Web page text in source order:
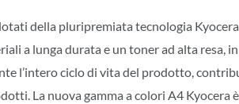
della pluripremiata tecnologia
a lunga durata e un toner ad alta resa,
l’intero ciclo di vita del prodotto,
La nuova gamma a colori A4 Kyocera